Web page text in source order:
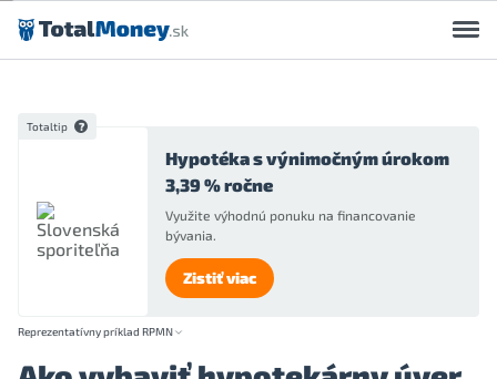
Preskočiť na obsah
Totaltip
Hypotéka s výnimočným úrokom
3,39 % ročne
Využite výhodnú ponuku na financovanie
bývania.
Zistiť viac
Reprezentatívny príklad RPMN